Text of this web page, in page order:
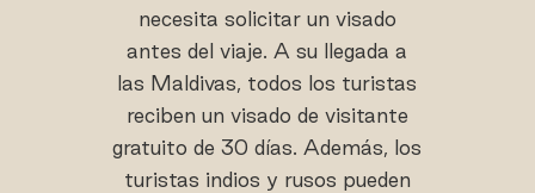
necesita solicitar un visado
antes del viaje. A su llegada a
las Maldivas, todos los turistas
reciben un visado de visitante
gratuito de 30 días. Además, los
turistas indios y rusos pueden